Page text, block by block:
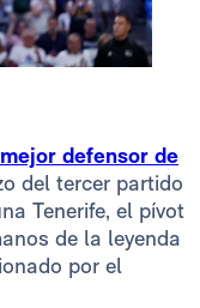
mejor defensor de
del tercer partido
Tenerife, el pívot
de la leyenda
por el